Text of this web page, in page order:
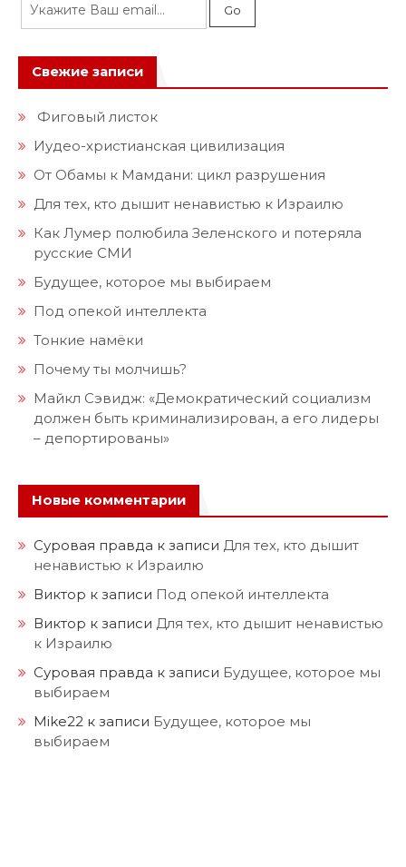
Свежие записи
Фиговый листок
Иудео-христианская цивилизация
От Обамы к Мамдани: цикл разрушения
Для тех, кто дышит ненавистью к Израилю
Как Лумер полюбила Зеленского и потеряла
русские СМИ
Будущее, которое мы выбираем
Под опекой интеллекта
Тонкие намёки
Почему ты молчишь?
Майкл Сэвидж: «Демократический социализм
должен быть криминализирован, а его лидеры
– депортированы»
Новые комментарии
Суровая правда к записи Для тех, кто дышит
ненавистью к Израилю
Виктор к записи Под опекой интеллекта
Виктор к записи Для тех, кто дышит ненавистью
к Израилю
Суровая правда к записи Будущее, которое мы
выбираем
Mike22 к записи Будущее, которое мы
выбираем